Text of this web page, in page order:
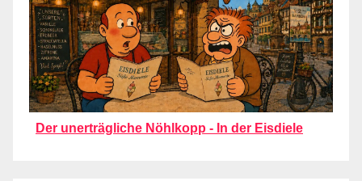
Der unerträgliche Nöhlkopp - In der Eisdiele